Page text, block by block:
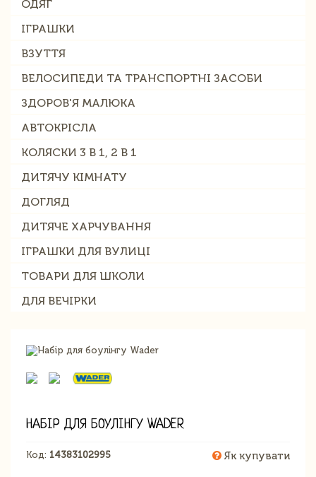
ОДЯГ
ІГРАШКИ
ВЗУТТЯ
ВЕЛОСИПЕДИ ТА ТРАНСПОРТНІ ЗАСОБИ
ЗДОРОВ'Я МАЛЮКА
АВТОКРІСЛА
КОЛЯСКИ 3 В 1, 2 В 1
ДИТЯЧУ КІМНАТУ
ДОГЛЯД
ДИТЯЧЕ ХАРЧУВАННЯ
ІГРАШКИ ДЛЯ ВУЛИЦІ
ТОВАРИ ДЛЯ ШКОЛИ
ДЛЯ ВЕЧІРКИ
НАБІР ДЛЯ БОУЛІНГУ WADER
Код: 14383102995 Як купувати